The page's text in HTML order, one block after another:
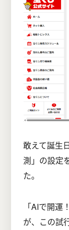
敢えて誕生
測」の設定
た。
「AIで開
が、この試